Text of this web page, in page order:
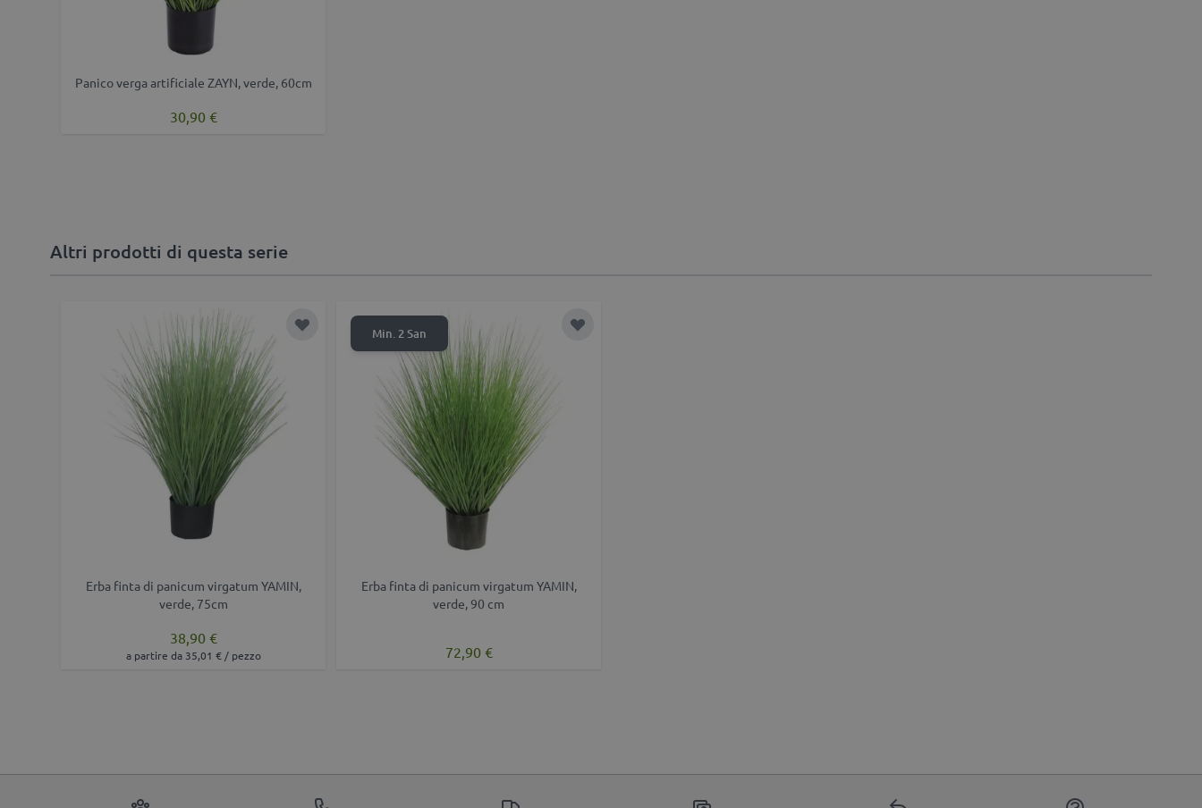
Panico verga artificiale ZAYN, verde, 60cm
30,90 €
Altri prodotti di questa serie
Aggiungi alla lista desideri
Erba finta di panicum virgatum YAMIN,
verde, 75cm
38,90 €
a partire da 35,01 € / pezzo
Min. 2 San Aggiungi alla lista desideri
Erba finta di panicum virgatum YAMIN,
verde, 90 cm
72,90 €